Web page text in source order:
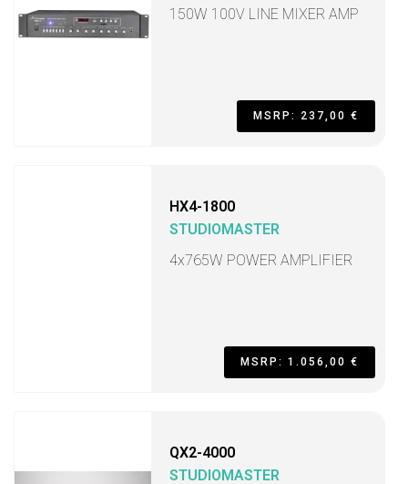
150W 100V LINE MIXER AMP
MSRP: 237,00 €
HX4-1800
STUDIOMASTER
4x765W POWER AMPLIFIER
MSRP: 1.056,00 €
QX2-4000
STUDIOMASTER